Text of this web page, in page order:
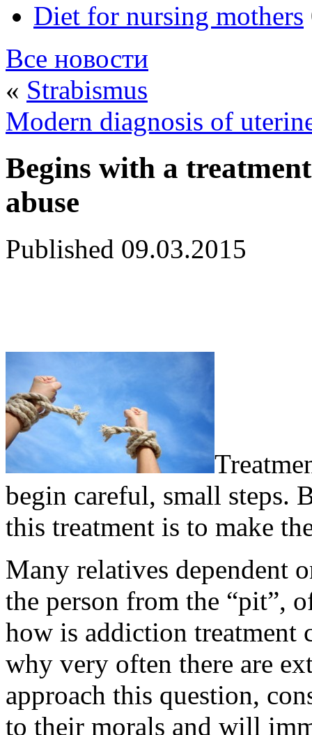
Diet for nursing mothers
Все новости
« Strabismus
Modern diagnosis of
Begins with a
abuse
Published 09.03.2015
begin careful, small steps.
this treatment is to make
Many relatives dependent
the person from the “pit”,
how is addiction treatment
why very often there are
approach this question,
to their morals and will